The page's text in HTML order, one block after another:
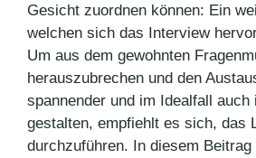
Gesicht zuordnen können: Ein
welchen sich das Interview
Um aus dem gewohnten
herauszubrechen und den
spannender und im Idealfall
gestalten, empfiehlt es sich, das
durchzuführen. In diesem